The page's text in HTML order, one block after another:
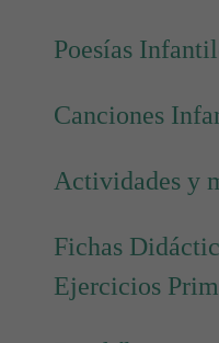
Poesías
Canciones
Actividades y
Fichas
Ejercicios